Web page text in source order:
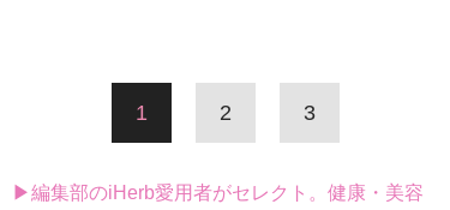
1 2 3
▶編集部のiHerb愛用者がセレクト。健康・美容